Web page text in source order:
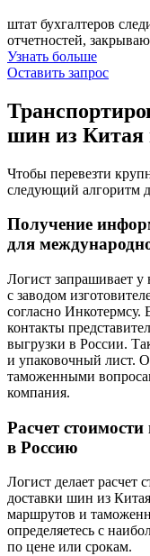
штат бухгалтеров
отчетностей,
Узнать больше
Оставить запрос
шин из Китая
Чтобы перевезти
следующий алгоритм
Получение
для
Логист запрашивает у
с заводом
согласно Инкотермсу.
контакты
выгрузки в России.
и упаковочный лист.
таможенными
компания.
Расчет
в Россию
Логист делает расчет
доставки шин из
маршрутов и
определяетесь с
по цене или срокам.